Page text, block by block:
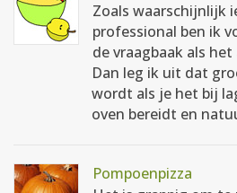
Zoals waarschijnlijk
professional ben ik
de vraagbaak als
Dan leg ik uit dat
wordt als je het bij
oven bereidt en
Pompoenpizza